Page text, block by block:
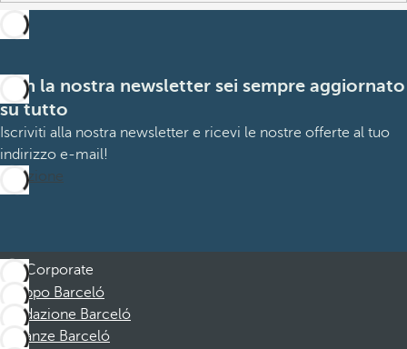
Con la nostra newsletter sei sempre aggiornato
su tutto
Iscriviti alla nostra newsletter e ricevi le nostre offerte al tuo
indirizzo e-mail!
Iscrizione
Corporate
Gruppo Barceló
Fondazione Barceló
Vacanze Barceló